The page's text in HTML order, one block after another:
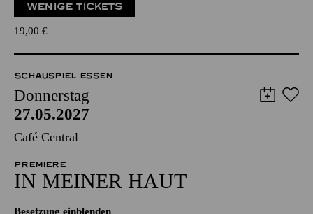
WENIGE TICKETS
19,00 €
SCHAUSPIEL ESSEN
Donnerstag
27.05.2027
Café Central
PREMIERE
IN MEINER HAUT
Besetzung einblenden